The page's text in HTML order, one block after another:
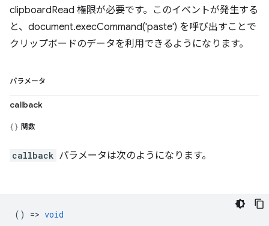
clipboardRead 権限が必要です。このイベントが発生する
と、document.execCommand('paste') を呼び出すことで
クリップボードのデータを利用できるようになります。
パラメータ
callback
関数
callback パラメータは次のようになります。
() => void